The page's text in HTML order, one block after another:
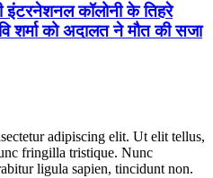
इंटरनेशनल कॉलोनी के तिहरे
शर्मा को अदालत ने मौत की सजा
adipiscing elit. Ut elit tellus,
fringilla tristique. Nunc
ligula sapien, tincidunt non.